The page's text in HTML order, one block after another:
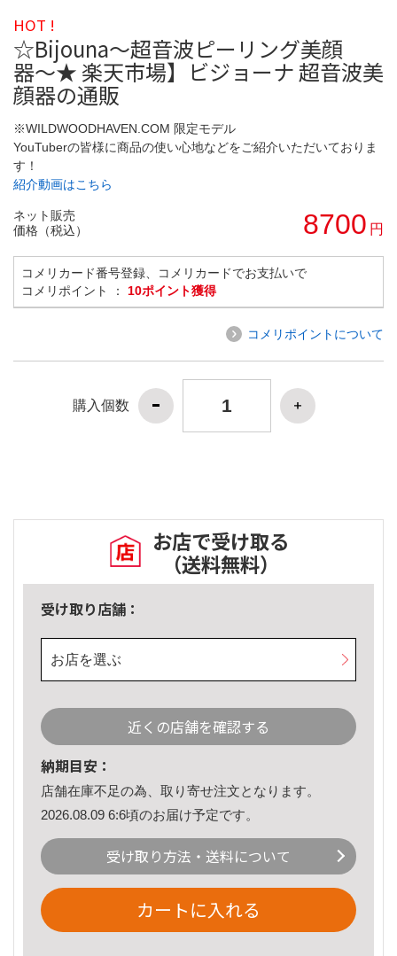
HOT !
☆Bijouna〜超音波ピーリング美顔
器〜★ 楽天市場】ビジョーナ 超音波美
顔器の通販
※WILDWOODHAVEN.COM 限定モデル
YouTuberの皆様に商品の使い心地などをご紹介いただいておりま
す！
紹介動画はこちら
ネット販売
価格（税込）
8700 円
コメリカード番号登録、コメリカードでお支払いで
コメリポイント ： 10ポイント獲得
コメリポイントについて
購入個数
お店で受け取る
（送料無料）
受け取り店舗：
お店を選ぶ
近くの店舗を確認する
納期目安：
店舗在庫不足の為、取り寄せ注文となります。
2026.08.09 6:6頃のお届け予定です。
受け取り方法・送料について
カートに入れる